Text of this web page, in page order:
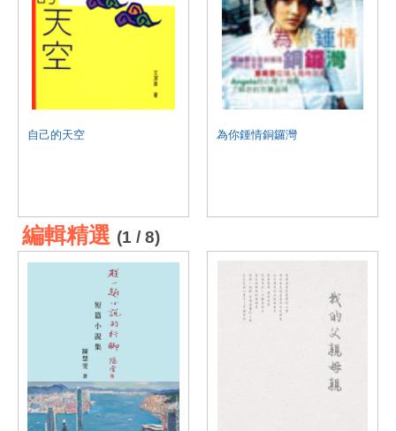
自己的天空 為你鍾情銅鑼灣
編輯精選 (1 / 8)